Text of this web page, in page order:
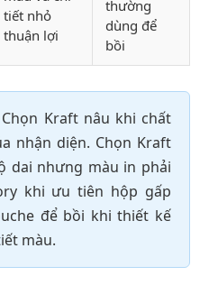
tiết nhỏ
thuận lợi
thường
dùng để
bồi
Chọn Kraft nâu khi chất
nhận diện. Chọn Kraft
dai nhưng màu in phải
khi ưu tiên hộp gấp
để bồi khi thiết kế
màu.